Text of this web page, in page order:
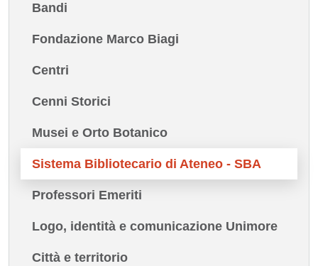
Bandi
Fondazione Marco Biagi
Centri
Cenni Storici
Musei e Orto Botanico
Sistema Bibliotecario di Ateneo - SBA
Professori Emeriti
Logo, identità e comunicazione Unimore
Città e territorio